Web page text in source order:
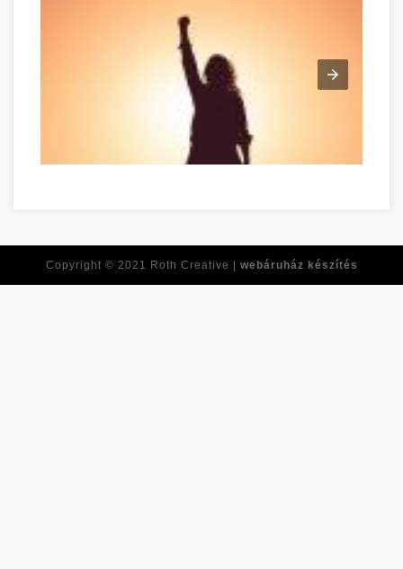
Copyright © 2021 Roth Creative | webáruház készítés